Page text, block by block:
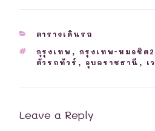
CATEGORIES
ตารางเดินรถ
TAGS
กรุงเทพ , กรุงเทพ-หมอชิต2
ตั๋วรถทัวร์ , อุบลราชธานี , เ
Leave a Reply